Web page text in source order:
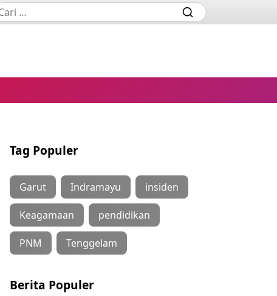
Tag Populer
Garut Indramayu insiden
Keagamaan pendidikan
PNM Tenggelam
Berita Populer